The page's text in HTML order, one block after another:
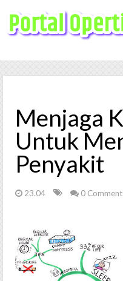
KESEHATAN
WISATA
Menjaga
Untuk
Penyakit
23.04 0